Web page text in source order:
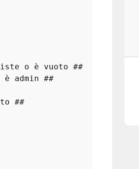
o è vuoto ##
admin ##
##